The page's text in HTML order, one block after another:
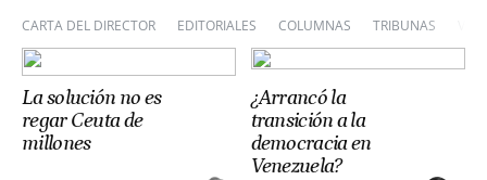
CARTA DEL DIRECTOR EDITORIALES COLUMNAS TRIBUNAS
La solución no es
regar Ceuta de
millones
¿Arrancó la
transición a la
democracia en
Venezuela?